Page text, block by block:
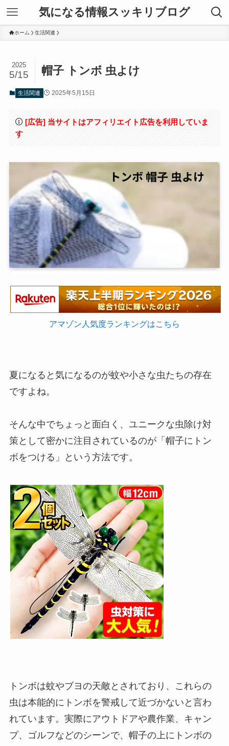
気になる情報スッキリブログ
ホーム 生活関連
帽子 トンボ 虫よけ
2025
5/15
生活関連 2025年5月15日
[広告] 当サイトはアフィリエイト広告を利用していま
す
アマゾン人気度ランキングはこちら
夏になると気になるのが蚊や小さな虫たちの存在
ですよね。
そんな中でちょっと面白く、ユニークな虫除け対
策として密かに注目されているのが「帽子にトン
ボをつける」という方法です。
トンボは蚊やブヨの天敵とされており、これらの
虫は本能的にトンボを警戒して近づかないと言わ
れています。実際にアウトドアや農作業、キャン
プ、ゴルフなどのシーンで、帽子の上にトンボの